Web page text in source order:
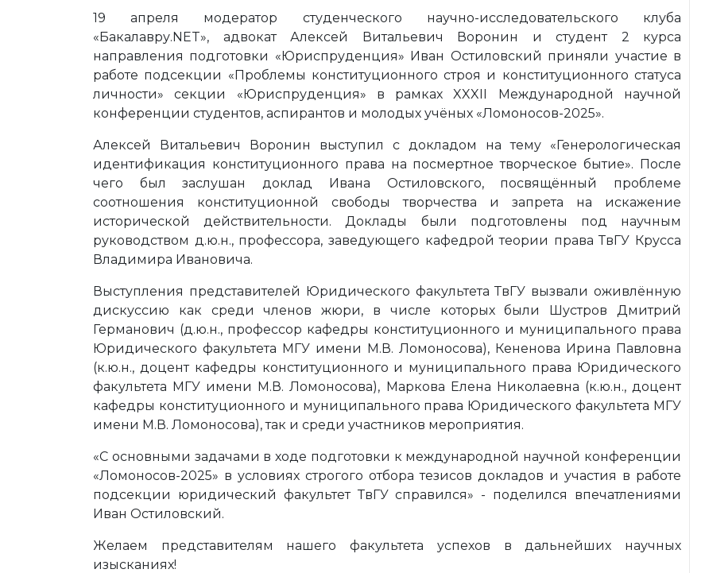
19 апреля модератор студенческого научно-исследовательского клуба
«Бакалавру.NET», адвокат Алексей Витальевич Воронин и студент 2 курса
направления подготовки «Юриспруденция» Иван Остиловский приняли участие в
работе подсекции «Проблемы конституционного строя и конституционного статуса
личности» секции «Юриспруденция» в рамках XXXII Международной научной
конференции студентов, аспирантов и молодых учёных «Ломоносов-2025».
Алексей Витальевич Воронин выступил с докладом на тему «Генерологическая
идентификация конституционного права на посмертное творческое бытие». После
чего был заслушан доклад Ивана Остиловского, посвящённый проблеме
соотношения конституционной свободы творчества и запрета на искажение
исторической действительности. Доклады были подготовлены под научным
руководством д.ю.н., профессора, заведующего кафедрой теории права ТвГУ Крусса
Владимира Ивановича.
Выступления представителей Юридического факультета ТвГУ вызвали оживлённую
дискуссию как среди членов жюри, в числе которых были Шустров Дмитрий
Германович (д.ю.н., профессор кафедры конституционного и муниципального права
Юридического факультета МГУ имени М.В. Ломоносова), Кененова Ирина Павловна
(к.ю.н., доцент кафедры конституционного и муниципального права Юридического
факультета МГУ имени М.В. Ломоносова), Маркова Елена Николаевна (к.ю.н., доцент
кафедры конституционного и муниципального права Юридического факультета МГУ
имени М.В. Ломоносова), так и среди участников мероприятия.
«С основными задачами в ходе подготовки к международной научной конференции
«Ломоносов-2025» в условиях строгого отбора тезисов докладов и участия в работе
подсекции юридический факультет ТвГУ справился» - поделился впечатлениями
Иван Остиловский.
Желаем представителям нашего факультета успехов в дальнейших научных
изысканиях!